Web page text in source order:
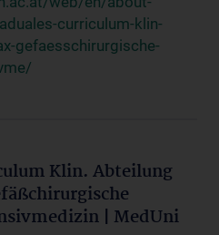
curriculum-klin-
gefaesschirurgische-
Klin. Abteilung
| MedUni